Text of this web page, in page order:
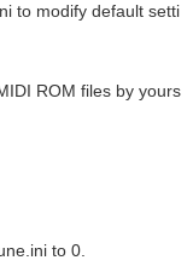
to modify default setti
ROM files by yours
to 0.